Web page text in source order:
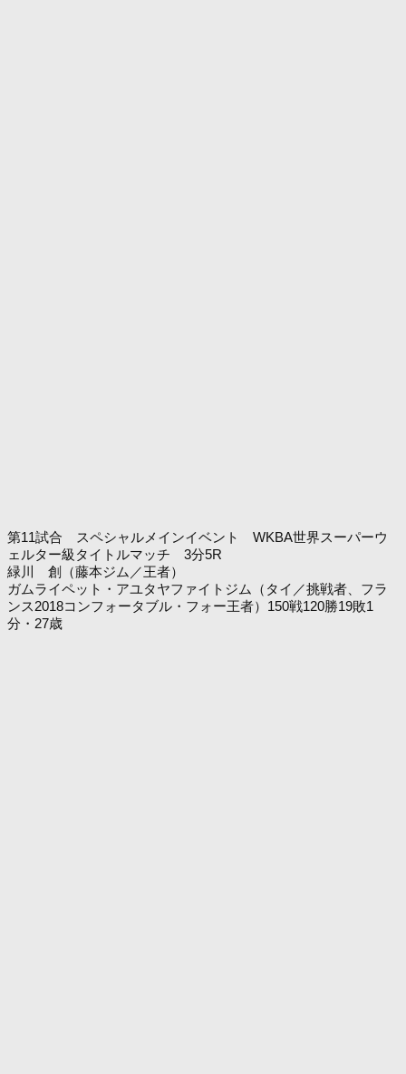
第11試合 スペシャルメインイベント WKBA世界スーパーウ
ェルター級タイトルマッチ 3分5R
緑川 創（藤本ジム／王者）
ガムライペット・アユタヤファイトジム（タイ／挑戦者、フラ
ンス2018コンフォータブル・フォー王者）150戦120勝19敗1
分・27歳